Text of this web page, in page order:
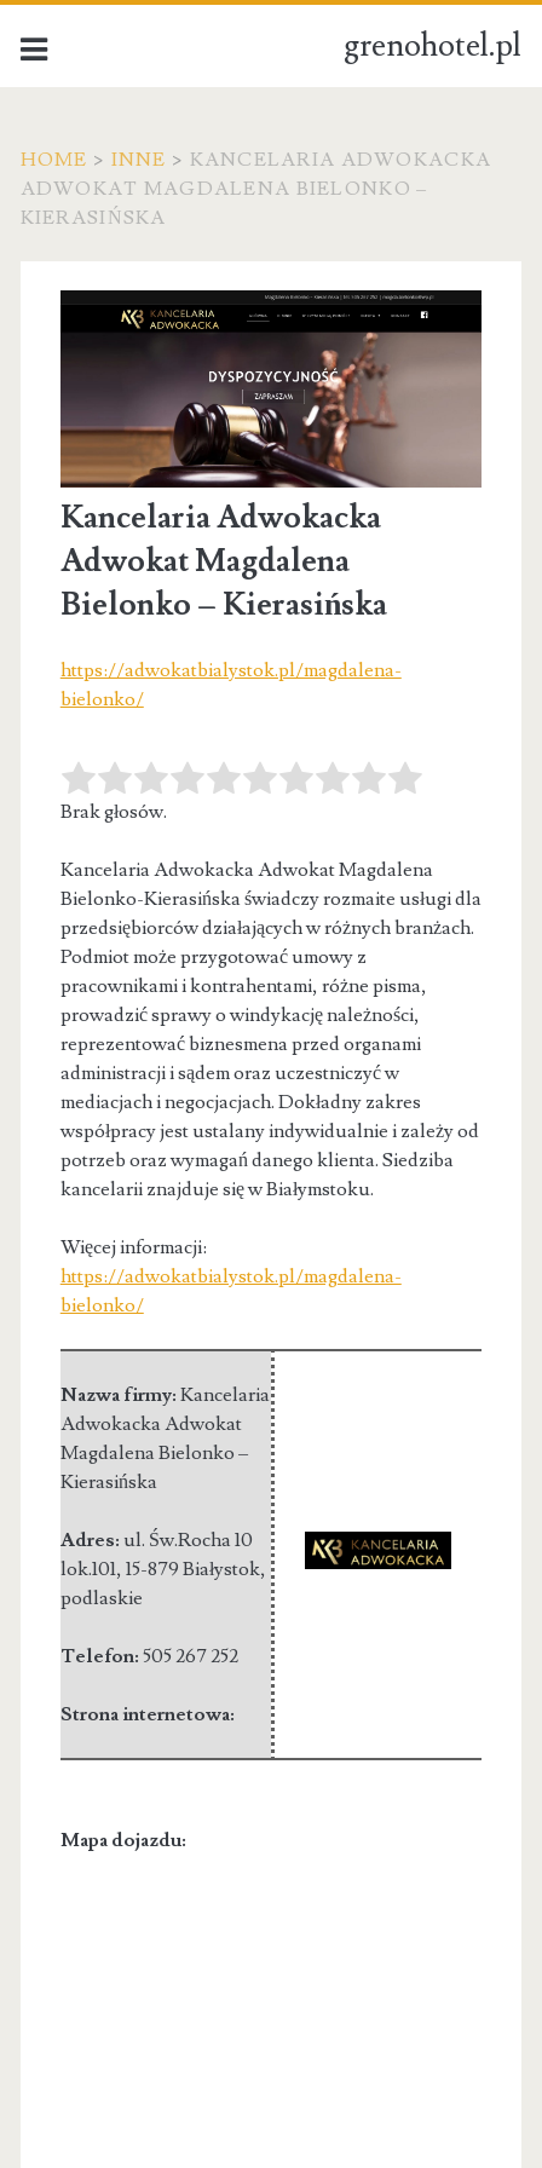
grenohotel.pl
HOME > INNE > KANCELARIA ADWOKACKA
ADWOKAT MAGDALENA BIELONKO –
KIERASIŃSKA
Kancelaria Adwokacka
Adwokat Magdalena
Bielonko – Kierasińska
https://adwokatbialystok.pl/magdalena-
bielonko/
Brak głosów.
Kancelaria Adwokacka Adwokat Magdalena
Bielonko-Kierasińska świadczy rozmaite usługi dla
przedsiębiorców działających w różnych branżach.
Podmiot może przygotować umowy z
pracownikamii kontrahentami, różne pisma,
prowadzić sprawy o windykację należności,
reprezentować biznesmena przed organami
administracji i sądem oraz uczestniczyć w
mediacjach i negocjacjach. Dokładny zakres
współpracy jest ustalany indywidualnie i zależy od
potrzeb oraz wymagań danego klienta. Siedziba
kancelarii znajduje się w Białymstoku.
Więcej informacji:
https://adwokatbialystok.pl/magdalena-
bielonko/
Nazwa firmy: Kancelaria
Adwokacka Adwokat
Magdalena Bielonko –
Kierasińska
Adres: ul. Św.Rocha 10
lok.101, 15-­879 Białystok,
podlaskie
Telefon: 505 267 252
Strona internetowa:
Mapa dojazdu: